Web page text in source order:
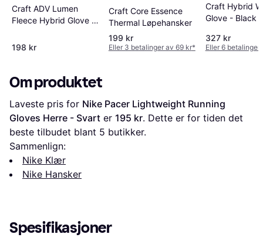
Craft ADV Lumen
Fleece Hybrid Glove -
198 kr
Craft Core Essence
Thermal Løpehansker
199 kr
Eller 3 betalinger av 69 kr*
Craft Hybrid
Glove - Black
327 kr
Eller 6 betalinger
Om produktet
Laveste pris for Nike Pacer Lightweight Running
Gloves Herre - Svart er 195 kr. Dette er for tiden det
beste tilbudet blant 5 butikker.
Sammenlign:
Nike Klær
Nike Hansker
Spesifikasjoner